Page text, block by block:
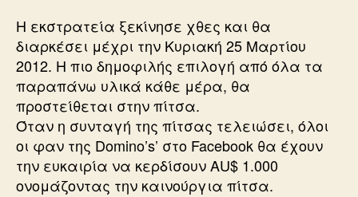
Η εκστρατεία ξεκίνησε χθες και θα
διαρκέσει μέχρι την Κυριακή 25 Μαρτίου
2012. Η πιο δημοφιλής επιλογή από όλα τα
παραπάνω υλικά κάθε μέρα, θα
προστείθεται στην πίτσα.
Όταν η συνταγή της πίτσας τελειώσει, όλοι
οι φαν της Domino’s’ στο Facebook θα έχουν
την ευκαιρία να κερδίσουν ΑU$ 1.000
ονομάζοντας την καινούργια πίτσα.